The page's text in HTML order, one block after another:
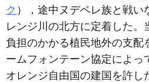
ク ），途中ヌデベレ族と戦い
レンジ川の北方に定着した。
負担のかかる植民地外の支配
ームフォンテーン協定によっ
オレンジ自由国の建国を許し